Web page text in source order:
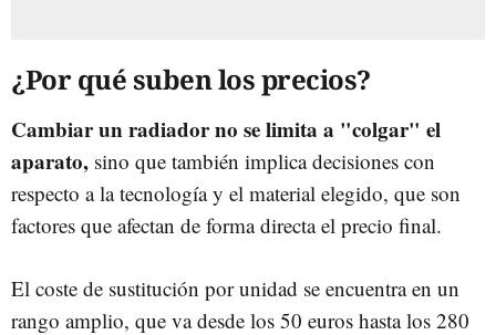
¿Por qué suben los precios?
Cambiar un radiador no se limita a "colgar" el
aparato, sino que también implica decisiones con
respecto a la tecnología y el material elegido, que son
factores que afectan de forma directa el precio final.
El coste de sustitución por unidad se encuentra en un
rango amplio, que va desde los 50 euros hasta los 280